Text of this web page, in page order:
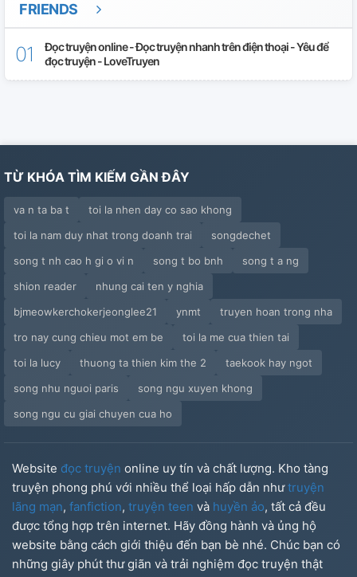
FRIENDS
Đọc truyện online - Đọc truyện nhanh trên điện thoại - Yêu để
đọc truyện - LoveTruyen
TỪ KHÓA TÌM KIẾM GẦN ĐÂY
va n ta ba t
toi la nhen day co sao khong
toi la nam duy nhat trong doanh trai
songdechet
song t nh cao h gi o vi n
song t bo bnh
song t a ng
shion reader
nhung cai ten y nghia
bjmeowkerchokerjeonglee21
ynmt
truyen hoan trong nha
tro nay cung chieu mot em be
toi la me cua thien tai
toi la lucy
thuong ta thien kim the 2
taekook hay ngot
song nhu nguoi paris
song ngu xuyen khong
song ngu cu giai chuyen cua ho
Website đọc truyện online uy tín và chất lượng. Kho tàng
truyện phong phú với nhiều thể loại hấp dẫn nhưtruyện
lãng mạn, fanfiction, truyện teen và huyền ảo, tất cả đều
được tổng hợp trên internet. Hãy đồng hành và ủng hộ
website bằng cách giới thiệu đến bạn bè nhé. Chúc bạn có
những giây phút thư giãn và trải nghiệm đọc truyện thật